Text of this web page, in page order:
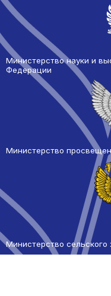
Министерство науки и
Федерации
Министерство
Министерство сельского